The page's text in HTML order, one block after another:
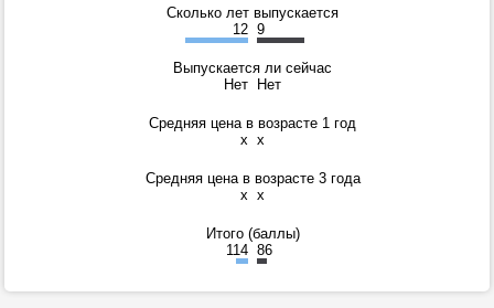
Сколько лет выпускается
12 9
Выпускается ли сейчас
Нет Нет
Средняя цена в возрасте 1 год
x x
Средняя цена в возрасте 3 года
x x
Итого (баллы)
114 86